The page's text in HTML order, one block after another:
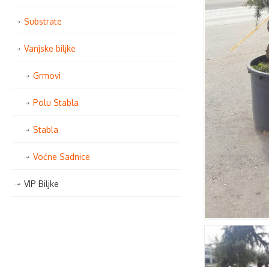
Substrate
Vanjske biljke
Grmovi
Polu Stabla
Stabla
Voćne Sadnice
VIP Biljke